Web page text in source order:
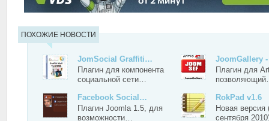
ПОХОЖИЕ НОВОСТИ
JomSocial Graffiti…
Плагин для компонента
социальной сети…
JoomGallery
Плагин для
Facebook Social…
Плагин Joomla 1.5, для
возможности…
RokPad v1.6
Новая версия
сентября